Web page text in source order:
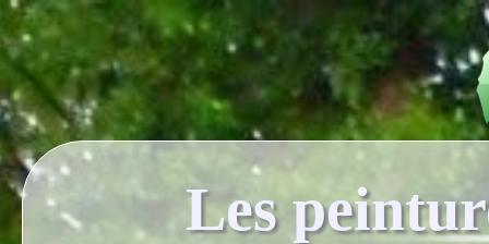
Les